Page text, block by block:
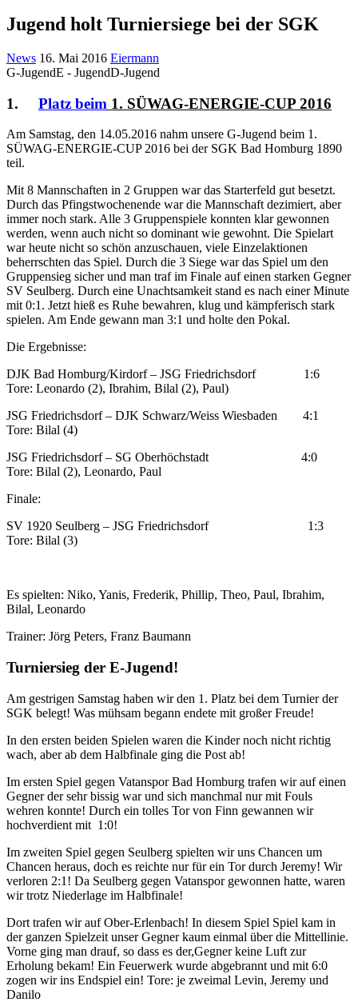
Jugend holt Turniersiege bei der SGK
News 16. Mai 2016 Eiermann
G-JugendE - JugendD-Jugend
1. Platz beim 1. SÜWAG-ENERGIE-CUP 2016
Am Samstag, den 14.05.2016 nahm unsere G-Jugend beim 1.
SÜWAG-ENERGIE-CUP 2016 bei der SGK Bad Homburg 1890
teil.
Mit 8 Mannschaften in 2 Gruppen war das Starterfeld gut besetzt.
Durch das Pfingstwochenende war die Mannschaft dezimiert, aber
immer noch stark. Alle 3 Gruppenspiele konnten klar gewonnen
werden, wenn auch nicht so dominant wie gewohnt. Die Spielart
war heute nicht so schön anzuschauen, viele Einzelaktionen
beherrschten das Spiel. Durch die 3 Siege war das Spiel um den
Gruppensieg sicher und man traf im Finale auf einen starken Gegner
SV Seulberg. Durch eine Unachtsamkeit stand es nach einer Minute
mit 0:1. Jetzt hieß es Ruhe bewahren, klug und kämpferisch stark
spielen. Am Ende gewann man 3:1 und holte den Pokal.
Die Ergebnisse:
DJK Bad Homburg/Kirdorf – JSG Friedrichsdorf 1:6
Tore: Leonardo (2), Ibrahim, Bilal (2), Paul)
JSG Friedrichsdorf – DJK Schwarz/Weiss Wiesbaden 4:1
Tore: Bilal (4)
JSG Friedrichsdorf – SG Oberhöchstadt 4:0
Tore: Bilal (2), Leonardo, Paul
Finale:
SV 1920 Seulberg – JSG Friedrichsdorf 1:3
Tore: Bilal (3)
Es spielten: Niko, Yanis, Frederik, Phillip, Theo, Paul, Ibrahim,
Bilal, Leonardo
Trainer: Jörg Peters, Franz Baumann
Turniersieg der E-Jugend!
Am gestrigen Samstag haben wir den 1. Platz bei dem Turnier der
SGK belegt! Was mühsam begann endete mit großer Freude!
In den ersten beiden Spielen waren die Kinder noch nicht richtig
wach, aber ab dem Halbfinale ging die Post ab!
Im ersten Spiel gegen Vatanspor Bad Homburg trafen wir auf einen
Gegner der sehr bissig war und sich manchmal nur mit Fouls
wehren konnte! Durch ein tolles Tor von Finn gewannen wir
hochverdient mit 1:0!
Im zweiten Spiel gegen Seulberg spielten wir uns Chancen um
Chancen heraus, doch es reichte nur für ein Tor durch Jeremy! Wir
verloren 2:1! Da Seulberg gegen Vatanspor gewonnen hatte, waren
wir trotz Niederlage im Halbfinale!
Dort trafen wir auf Ober-Erlenbach! In diesem Spiel Spiel kam in
der ganzen Spielzeit unser Gegner kaum einmal über die Mittellinie.
Vorne ging man drauf, so dass es der,Gegner keine Luft zur
Erholung bekam! Ein Feuerwerk wurde abgebrannt und mit 6:0
zogen wir ins Endspiel ein! Tore: je zweimal Levin, Jeremy und
Danilo